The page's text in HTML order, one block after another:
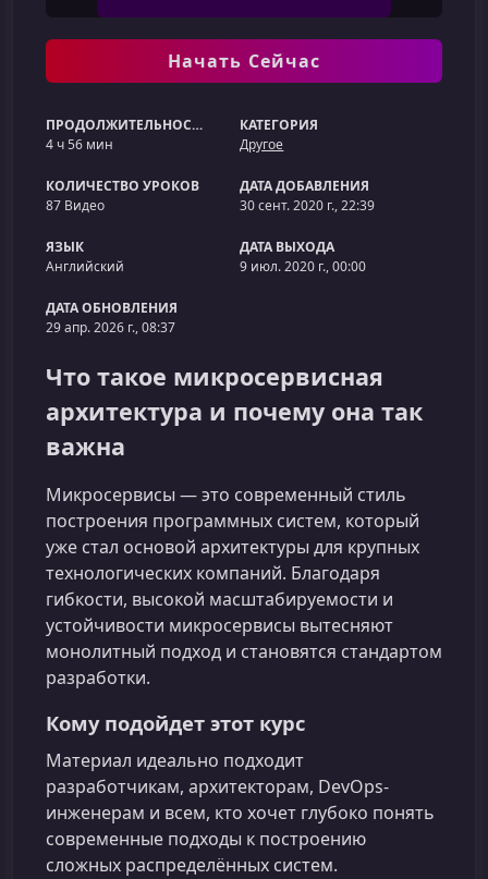
Начать Сейчас
ПРОДОЛЖИТЕЛЬНОСТЬ
4 ч 56 мин
КАТЕГОРИЯ
Другое
КОЛИЧЕСТВО УРОКОВ
87 Видео
ДАТА ДОБАВЛЕНИЯ
30 сент. 2020 г., 22:39
ЯЗЫК
Английский
ДАТА ВЫХОДА
9 июл. 2020 г., 00:00
ДАТА ОБНОВЛЕНИЯ
29 апр. 2026 г., 08:37
Что такое микросервисная
архитектура и почему она так
важна
Микросервисы — это современный стиль
построения программных систем, который
уже стал основой архитектуры для крупных
технологических компаний. Благодаря
гибкости, высокой масштабируемости и
устойчивости микросервисы вытесняют
монолитный подход и становятся стандартом
разработки.
Кому подойдет этот курс
Материал идеально подходит
разработчикам, архитекторам, DevOps-
инженерам и всем, кто хочет глубоко понять
современные подходы к построению
сложных распределённых систем.